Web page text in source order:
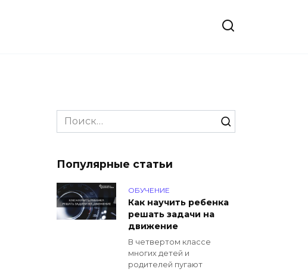
Search
for:
Популярные статьи
ОБУЧЕНИЕ
Как научить ребенка
решать задачи на
движение
В четвертом классе
многих детей и
родителей пугают